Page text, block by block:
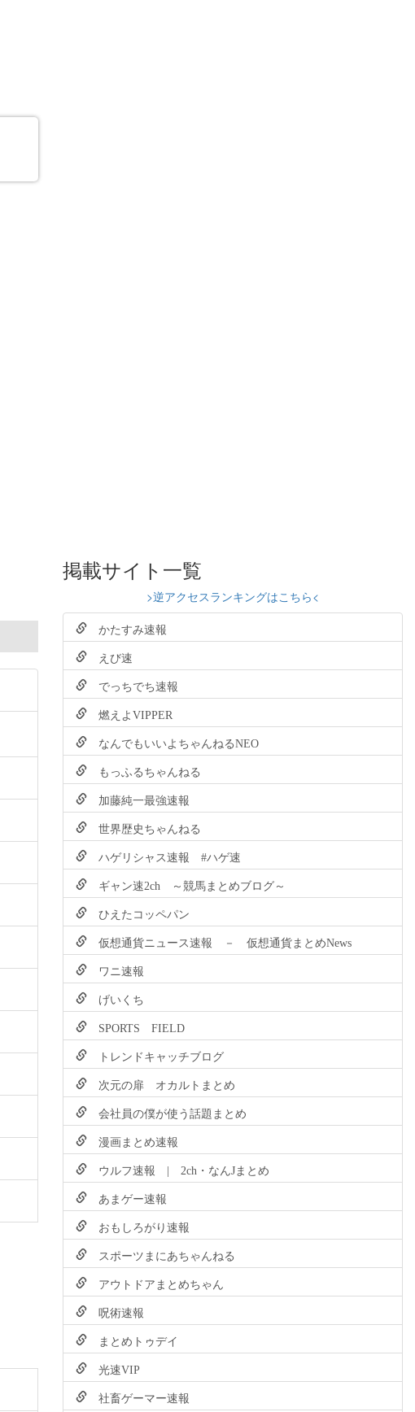
掲載サイト一覧
>逆アクセスランキングはこちら<
かたすみ速報
えび速
でっちでち速報
燃えよVIPPER
なんでもいいよちゃんねるNEO
もっふるちゃんねる
加藤純一最強速報
世界歴史ちゃんねる
ハゲリシャス速報 #ハゲ速
ギャン速2ch ～競馬まとめブログ～
ひえたコッペパン
仮想通貨ニュース速報 － 仮想通貨まとめNews
ワニ速報
げいくち
SPORTS FIELD
トレンドキャッチブログ
次元の扉 オカルトまとめ
会社員の僕が使う話題まとめ
漫画まとめ速報
ウルフ速報 | 2ch・なんJまとめ
あまゲー速報
おもしろがり速報
スポーツまにあちゃんねる
アウトドアまとめちゃん
呪術速報
まとめトゥデイ
光速VIP
社畜ゲーマー速報